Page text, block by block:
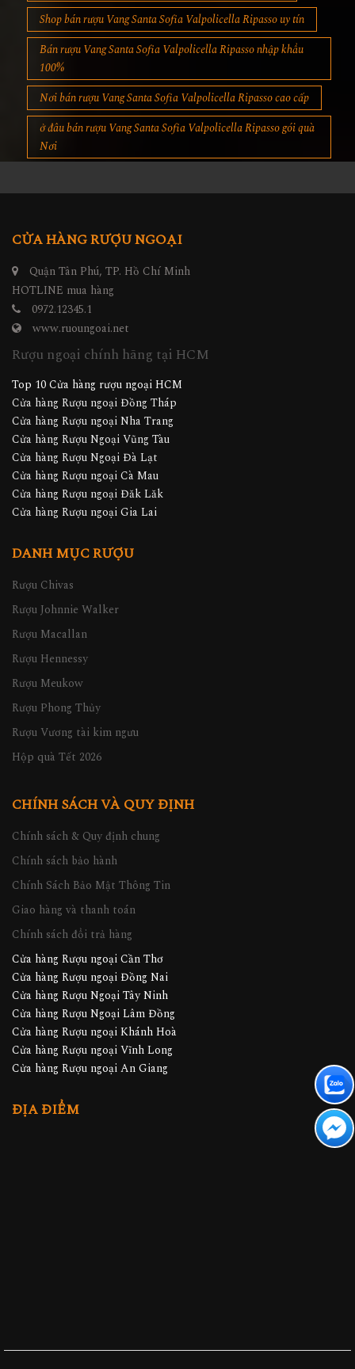
Shop bán rượu Vang Santa Sofia Valpolicella Ripasso uy tín
Bán rượu Vang Santa Sofia Valpolicella Ripasso nhập khẩu
100%
Nơi bán rượu Vang Santa Sofia Valpolicella Ripasso cao cấp
ở đâu bán rượu Vang Santa Sofia Valpolicella Ripasso gói quà
Nơi
CỬA HÀNG RƯỢU NGOẠI
Quận Tân Phú, TP. Hồ Chí Minh
HOTLINE mua hàng
0972.12345.1
www.ruoungoai.net
Rượu ngoại chính hãng tại HCM
Top 10 Cửa hàng rượu ngoại HCM
Cửa hàng Rượu ngoại Đồng Tháp
Cửa hàng Rượu ngoại Nha Trang
Cửa hàng Rượu Ngoại Vũng Tàu
Cửa hàng Rượu Ngoại Đà Lạt
Cửa hàng Rượu ngoại Cà Mau
Cửa hàng Rượu ngoại Đăk Lăk
Cửa hàng Rượu ngoại Gia Lai
DANH MỤC RƯỢU
Rượu Chivas
Rượu Johnnie Walker
Rượu Macallan
Rượu Hennessy
Rượu Meukow
Rượu Phong Thủy
Rượu Vương tài kim ngưu
Hộp quà Tết 2026
CHÍNH SÁCH VÀ QUY ĐỊNH
Chính sách & Quy định chung
Chính sách bảo hành
Chính Sách Bảo Mật Thông Tin
Giao hàng và thanh toán
Chính sách đổi trả hàng
Cửa hàng Rượu ngoại Cần Thơ
Cửa hàng Rượu ngoại Đồng Nai
Cửa hàng Rượu Ngoại Tây Ninh
Cửa hàng Rượu Ngoại Lâm Đồng
Cửa hàng Rượu ngoại Khánh Hoà
Cửa hàng Rượu ngoại Vĩnh Long
Cửa hàng Rượu ngoại An Giang
ĐỊA ĐIỂM